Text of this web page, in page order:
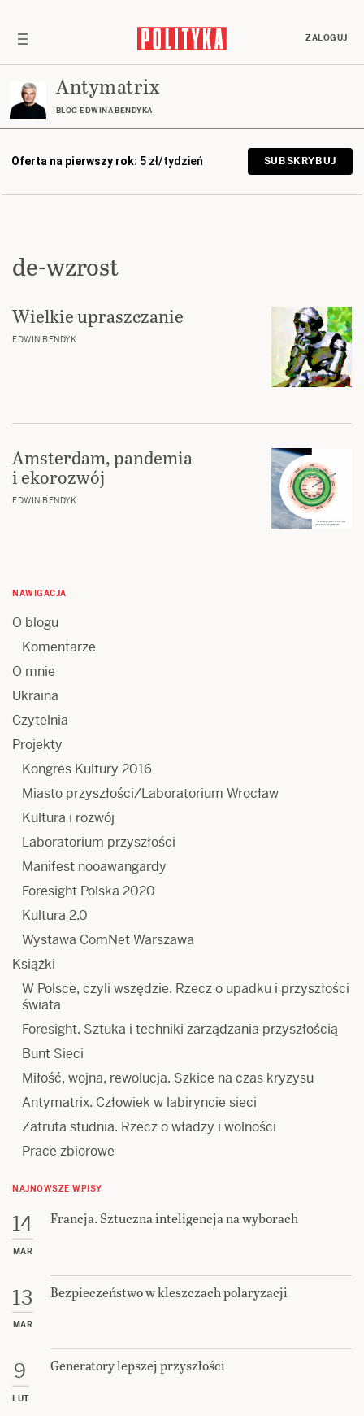
ZALOGUJ
Antymatrix
BLOG EDWINA BENDYKA
Oferta na pierwszy rok: 5 zł/tydzień SUBSKRYBUJ
de-wzrost
Wielkie upraszczanie
EDWIN BENDYK
Amsterdam, pandemia
i ekorozwój
EDWIN BENDYK
NAWIGACJA
O blogu
Komentarze
O mnie
Ukraina
Czytelnia
Projekty
Kongres Kultury 2016
Miasto przyszłości/Laboratorium Wrocław
Kultura i rozwój
Laboratorium przyszłości
Manifest nooawangardy
Foresight Polska 2020
Kultura 2.0
Wystawa ComNet Warszawa
Książki
W Polsce, czyli wszędzie. Rzecz o upadku i przyszłości
świata
Foresight. Sztuka i techniki zarządzania przyszłością
Bunt Sieci
Miłość, wojna, rewolucja. Szkice na czas kryzysu
Antymatrix. Człowiek w labiryncie sieci
Zatruta studnia. Rzecz o władzy i wolności
Prace zbiorowe
NAJNOWSZE WPISY
14
MAR
Francja. Sztuczna inteligencja na wyborach
13
MAR
Bezpieczeństwo w kleszczach polaryzacji
9
LUT
Generatory lepszej przyszłości